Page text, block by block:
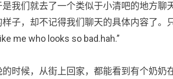
是我们就去了一个类似于小清吧的地方
子，却不记得我们聊天的具体内容了。
me who looks so bad.hah.”
的时候，从街上回家，都能看到有个奶奶